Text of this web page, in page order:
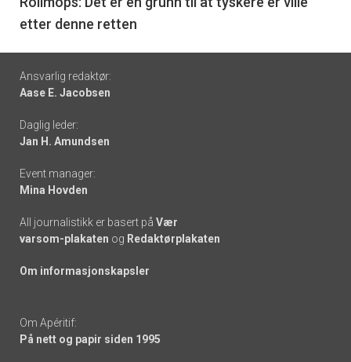
etter denne retten
Footer
-
links
Ansvarlig redaktør:
Aase E. Jacobsen
Daglig leder:
Jan H. Amundsen
Event manager:
Mina Hovden
All journalistikk er basert på Vær
varsom-plakaten og Redaktørplakaten
Om informasjonskapsler
Om Apéritif:
På nett og papir siden 1995